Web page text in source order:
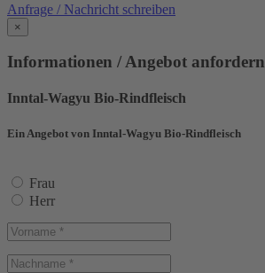
Anfrage / Nachricht schreiben
×
Informationen / Angebot anfordern
Inntal-Wagyu Bio-Rindfleisch
Ein Angebot von Inntal-Wagyu Bio-Rindfleisch
Frau
Herr